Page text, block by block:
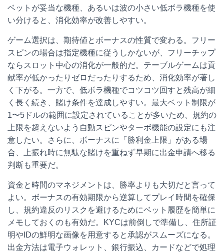
ベットが妥当な機種、あるいは波の小さい低ボラ機種を使
い分けると、消化効率が改善しやすい。
ゲーム選択は、期待値とボーナスの性質で変わる。フリー
スピンの場合は指定機種に従うしかないが、フリーチップ
ならスロット中心の消化が一般的だ。テーブルゲームは貢
献率が低かったりゼロだったりするため、消化効率が著し
く下がる。一方で、低ボラ機種でコツコツ回すと残高が細
く長く続き、賭け条件を達成しやすい。最大ベット制限が
1〜5ドルの範囲に設定されていることが多いため、規約の
上限を超えないよう自動スピンやターボ機能の設定にも注
意したい。さらに、ボーナスに「勝利金上限」がある場
合、上振れ時に無駄な賭けを重ねず早期に出金申請へ移る
判断も重要だ。
資金と時間のマネジメントは、勝率よりも大切だと言って
よい。ボーナスの有効期限から逆算してプレイ時間を確保
し、規約違反のリスクを避けるためにベット履歴を簡単に
メモしておくのも有効だ。KYCは前倒しで準備し、住所証
明やIDの鮮明な画像を用意すると承認がスムーズになる。
出金方法は電子ウォレット、銀行振込、カードなどで処理